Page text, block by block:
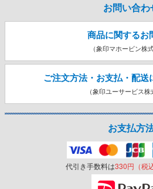
お問い合わ
商品に関するお
（象印マホービン株
ご注文方法・お支払・配送
（象印ユーサービス株
お支払方
代引き手数料は330円（税